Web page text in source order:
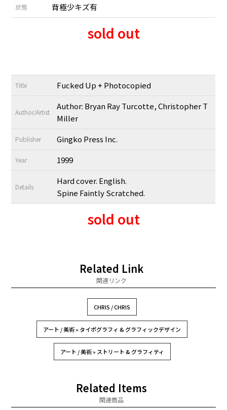
状態 背極少キズ有
sold out
Title Fucked Up + Photocopied
Author/Artist
Author: Bryan Ray Turcotte, Christopher T
Miller
Publisher Gingko Press Inc.
Year 1999
Details
Hard cover. English.
Spine Faintly Scratched.
sold out
Related Link
関連リンク
CHRIS / CHRIS
アート / 美術 » タイポグラフィ & グラフィックデザイン
アート / 美術 » ストリート & グラフィティ
Related Items
関連商品